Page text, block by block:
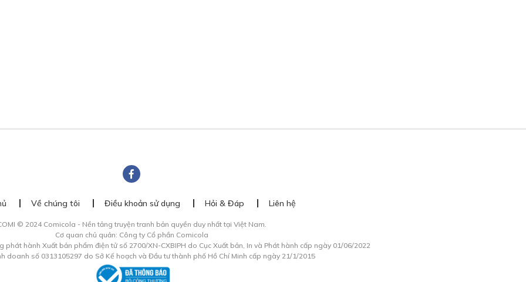
Về chúng tôi Điều khoản sử dụng Hỏi & Đáp Liên hệ
© 2024 Comicola - Nền tảng truyện tranh bản quyền duy nhất tại Việt Nam.
Cơ quan chủ quản: Công ty Cổ phần Comicola
phát hành Xuất bản phẩm điện tử số 2700/XN-CXBIPH do Cục Xuất bản, In và Phát hành cấp ngày 01/06/2022
doanh số 0313105297 do Sở Kế hoạch và Đầu tư thành phố Hồ Chí Minh cấp ngày 21/1/2015